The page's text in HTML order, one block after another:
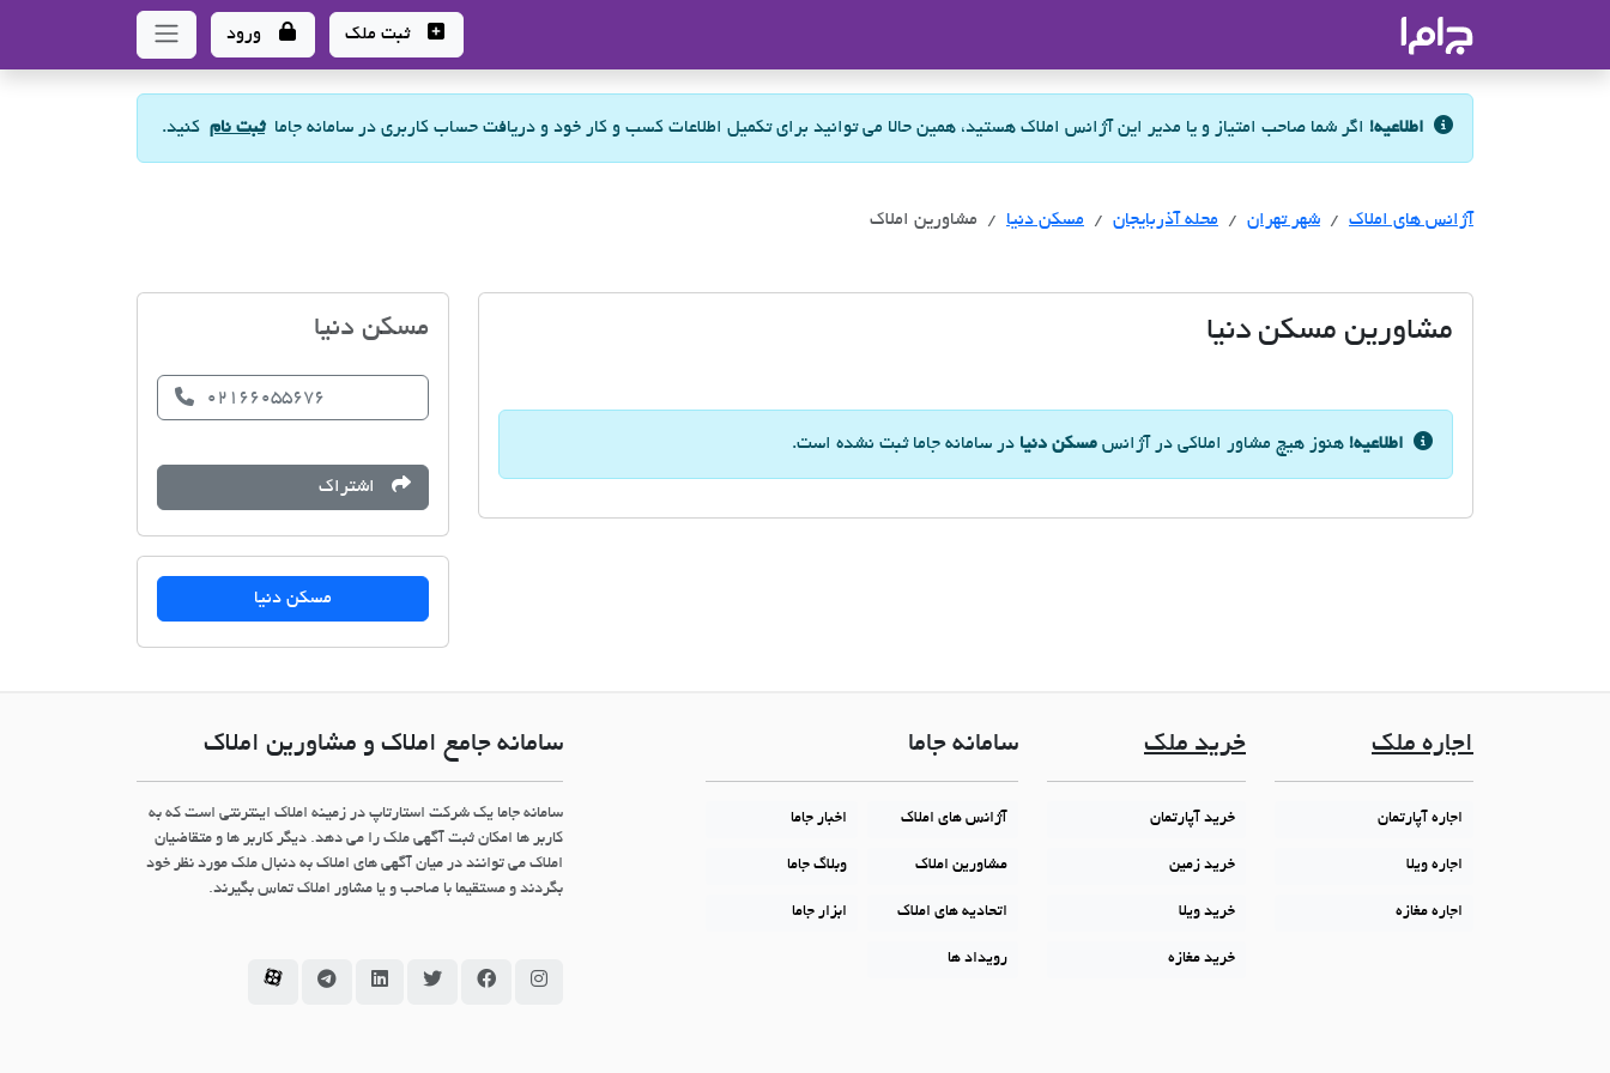
ثبت ملک ورود
اطلاعیه! اگر شما صاحب امتیاز و یا مدیر این آژانس املاک هستید، همین حالا می توانید برای تکمیل اطلاعات کسب و کار خود و دریافت حساب کاربری در سامانه جاماثبت نام کنید.
آژانس های املاک آژانس های املاک
شهر تهران آژانس های املاک
محله آذربایجان مسکن دنیا مشاورین املاک
مشاورین مسکن دنیا
اطلاعیه! هنوز هیچ مشاور املاکی در آژانس مسکن دنیا در سامانه جاما ثبت نشده است.
مسکن دنیا
02166055676
اشتراک
مسکن دنیا
اجاره ملک
اجاره آپارتمان
اجاره ویلا
اجاره مغازه
خرید ملک
خرید آپارتمان
خرید زمین
خرید ویلا
خرید مغازه
سامانه جاما
آژانس های املاک اخبار جاما
مشاورین املاک وبلاگ جاما
اتحادیه های املاک ابزار جاما
رویداد ها
سامانه جامع املاک و مشاورین املاک
سامانه جاما یک شرکت استارتاپ در زمینه املاک اینترنتی است که به
کاربر ها امکان ثبت آگهی ملک را می دهد. دیگر کاربر ها و متقاضیان
املاک می توانند در میان آگهی های املاک به دنبال ملک مورد نظر خود
بگردند و مستقیما با صاحب و یا مشاور املاک تماس بگیرند.
سامانه جاما در اینستاگرام
سامانه جاما در فیسبوک
سامانه جاما در توئیتر
سامانه جاما در لینکداین
سامانه جاما در تلگرام
سامانه جاما در آپارات